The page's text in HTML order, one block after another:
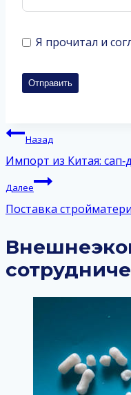
Я прочитал и
Отправить
Навигация
по
записям
Назад
Импорт из Китая:
Далее
Поставка